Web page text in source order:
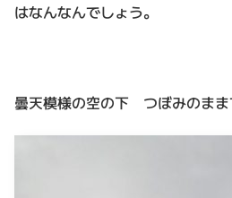
はなんなんでしょう。
曇天模様の空の下 つぼみのまま